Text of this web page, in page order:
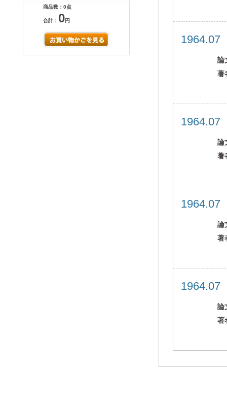
商品数：0点
合計： 0円
論
著
論
著
論
著
論
著